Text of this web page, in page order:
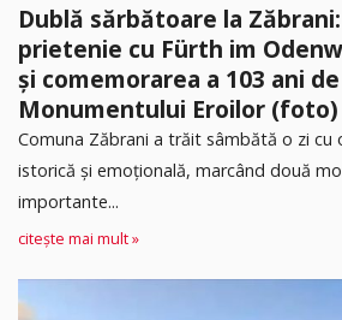
Dublă sărbătoare la
prietenie cu Fürth im
și comemorarea a 103 ani
Monumentului Eroilor (foto)
Comuna Zăbrani a trăit sâmbătă o zi cu
istorică și emoțională, marcând două
importante...
citește mai mult »